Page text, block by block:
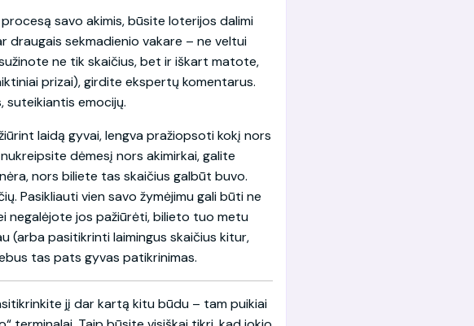
savo akimis, būsite loterijos dalimi
draugais sekmadienio vakare – ne veltui
ne tik skaičius, bet ir iškart matote,
prizai), girdite ekspertų komentarus.
suteikiantis emocijų.
laidą gyvai, lengva pražiopsoti kokį nors
dėmesį nors akimirkai, galite
nors biliete tas skaičius galbūt buvo.
Pasikliauti vien savo žymėjimu gali būti ne
negalėjote jos pažiūrėti, bilieto tuo metu
(arba pasitikrinti laimingus skaičius kitur,
tas pats gyvas patikrinimas.
jį dar kartą kitu būdu – tam puikiai